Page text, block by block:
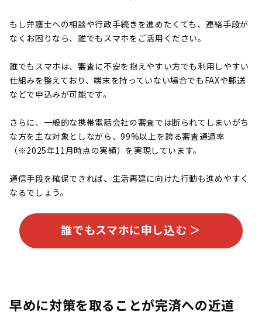
もし弁護士への相談や行政手続きを進めたくても、連絡手段が
なくお困りなら、誰でもスマホをご活用ください。
誰でもスマホは、審査に不安を抱えやすい方でも利用しやすい
仕組みを整えており、端末を持っていない場合でもFAXや郵送
などで申込みが可能です。
さらに、一般的な携帯電話会社の審査では断られてしまいがち
な方を主な対象としながら、99%以上を誇る審査通過率
（※2025年11月時点の実績）を実現しています。
通信手段を確保できれば、生活再建に向けた行動も進めやすく
なるでしょう。
誰でもスマホに申し込む ＞
早めに対策を取ることが完済への近道